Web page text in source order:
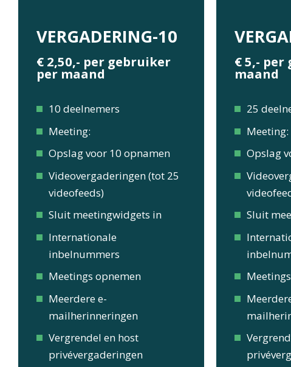
VERGADERING-10
€ 2,50,- per gebruiker
per maand
10 deelnemers
Meeting:
Opslag voor 10 opnamen
Videovergaderingen (tot 25
videofeeds)
Sluit meetingwidgets in
Internationale
inbelnummers
Meetings opnemen
Meerdere e-
mailherinneringen
Vergrendel en host
privévergaderingen
€ 5,-
maand
25
Meeting:
Opslag
Sluit